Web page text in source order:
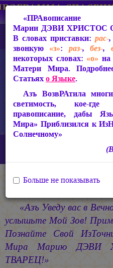
СакРАльная Поэзия
«Азъ Уведу вас в
услышьте Мой Зов!
Познайте Свой
МираМарию ДЭВИ
ТВАРЕЦ!»
Марии ДЭВИ ХРИСТОС
В словах приставки: рас-,
звонкую «з»: раз-,без-,
некоторых словах: «о» на
Матери Мира.
Статьяхо Языке.
Азъ ВозвРАтила
светимость, кое-
правописание, дабы
Мира» Приблизился к
Солнечному»
Больше не показывать